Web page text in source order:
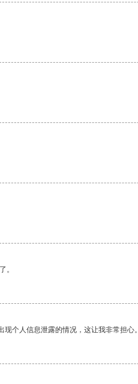
。
个人信息泄露的情况，这让我非常担心。